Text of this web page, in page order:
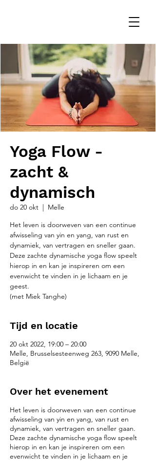
Yoga Flow -
zacht &
dynamisch
do 20 okt
  |
Melle
Het leven is doorweven van een continue
afwisseling van yin en yang, van rust en
dynamiek, van vertragen en sneller gaan.
Deze zachte dynamische yoga flow speelt
hierop in en kan je inspireren om een
evenwicht te vinden in je lichaam en je
geest.
(met Miek Tanghe)
Tijd en locatie
20 okt 2022, 19:00 – 20:00
Melle, Brusselsesteenweg 263, 9090 Melle,
België
Over het evenement
Het leven is doorweven van een continue
afwisseling van yin en yang, van rust en
dynamiek, van vertragen en sneller gaan.
Deze zachte dynamische yoga flow speelt
hierop in en kan je inspireren om een
evenwicht te vinden in je lichaam en je